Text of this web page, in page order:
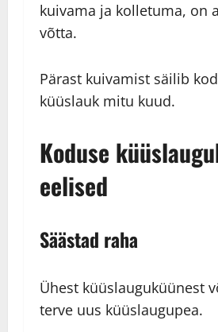
kuivama ja kolletuma, on
võtta.
Pärast kuivamist säilib
küüslauk mitu kuud.
Koduse
eelised
Säästad raha
Ühest küüslauguküünest
terve uus küüslaugupea.